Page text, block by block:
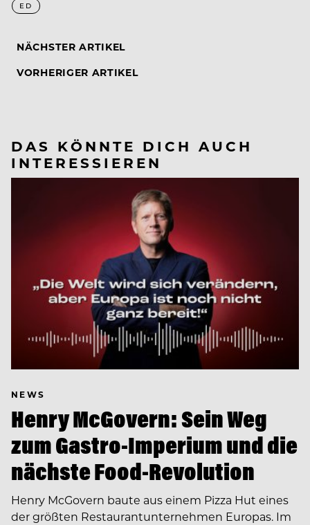
ED
NÄCHSTER ARTIKEL
VORHERIGER ARTIKEL
DAS KÖNNTE DICH AUCH
INTERESSIEREN
NEWS
Henry McGovern: Sein Weg
zum Gastro-Imperium und die
nächste Food-Revolution
Henry McGovern baute aus einem Pizza Hut eines
der größten Restaurantunternehmen Europas. Im